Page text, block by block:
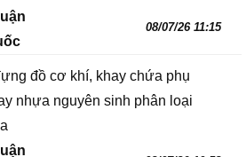
08/07/26 11:15
đồ cơ khí, khay chứa phụ
nhựa nguyên sinh phân loại